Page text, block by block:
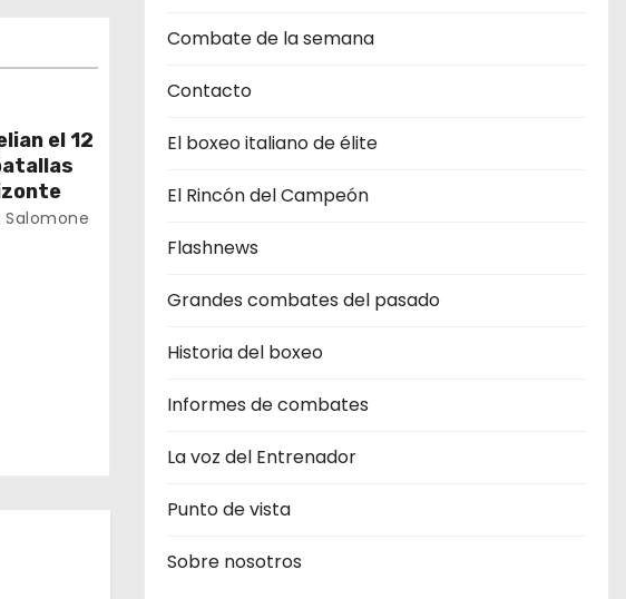
el 12
Salomone
Combate de la semana
Contacto
El boxeo italiano de élite
El Rincón del Campeón
Flashnews
Grandes combates del pasado
Historia del boxeo
Informes de combates
La voz del Entrenador
Punto de vista
Sobre nosotros